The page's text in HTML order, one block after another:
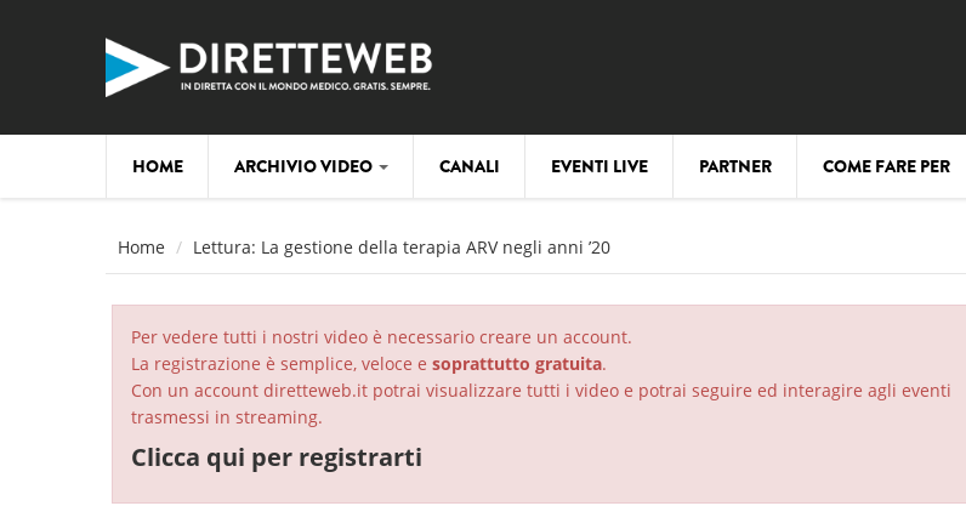
HOME ARCHIVIO VIDEO CANALI EVENTI LIVE PARTNER COME FARE PER
Home Lettura: La gestione della terapia ARV negli anni ’20
Per vedere tutti i nostri video è necessario creare un account.
La registrazione è semplice, veloce e soprattutto gratuita.
Con un account diretteweb.it potrai visualizzare tutti i video e potrai seguire ed interagire agli eventi
trasmessi in streaming.
Clicca qui per registrarti